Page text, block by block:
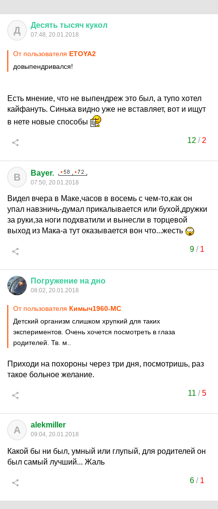
Д Десять тысяч кукол
07:48, 20.01.2018
От пользователя ETOYA2
довыпендривался!
Есть мнение, что не выпендреж это был, а тупо хотел
кайфануть. Синька видно уже не вставляет, вот и ищут
в нете новые способы
12 / 2
B Bayer.
07:50, 20.01.2018
Видел вчера в Маке,часов в восемь с чем-то,как он
упал навзничь-думал прикалывается или бухой,дружки
за руки,за ноги подхватили и вынесли в торцевой
выход из Мака-а тут оказывается вон что...жесть
9/ 1
Погружение на дно
08:02, 20.01.2018
От пользователя Кимыч1960-МС
Детский организм слишком хрупкий для таких
экспериментов. Очень хочется посмотреть в глаза
родителей. Тв. м..
Приходи на похороны через три дня, посмотришь, раз
такое больное желание.
11 /5
A alekmiller
09:04, 20.01.2018
Какой бы ни был, умный или глупый, для родителей он
был самый лучший... Жаль
6/ 1